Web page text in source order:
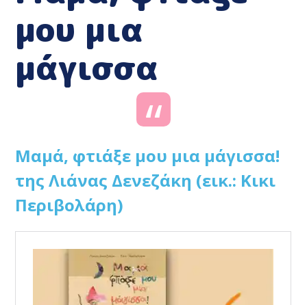
μου μια
μάγισσα
Μαμά, φτιάξε μου μια μάγισσα!
της Λιάνας Δενεζάκη (εικ.: Κικι
Περιβολάρη)